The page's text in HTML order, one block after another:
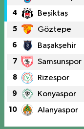
4 Beşiktaş
5 Göztepe
6 Başakşehir
7 Samsunspor
8 Rizespor
9 Konyaspor
10 Alanyaspor